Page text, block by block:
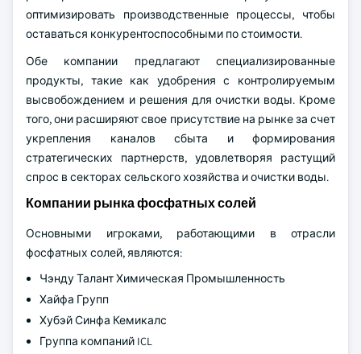
оптимизировать производственные процессы, чтобы
оставаться конкурентоспособными по стоимости.
Обе компании предлагают специализированные
продукты, такие как удобрения с контролируемым
высвобождением и решения для очистки воды. Кроме
того, они расширяют свое присутствие на рынке за счет
укрепления каналов сбыта и формирования
стратегических партнерств, удовлетворяя растущий
спрос в секторах сельского хозяйства и очистки воды.
Компании рынка фосфатных солей
Основными игроками, работающими в отрасли
фосфатных солей, являются:
Чэнду Талант Химическая Промышленность
Хайфа Групп
Хубэй Синфа Кемикалс
Группа компаний ICL